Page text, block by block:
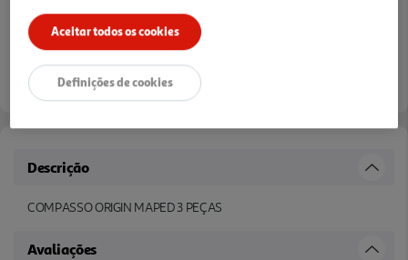
Descrição
COMPASSO ORIGIN MAPED 3 PEÇAS
Avaliações
Aceitar todos os cookies
Definições de cookies